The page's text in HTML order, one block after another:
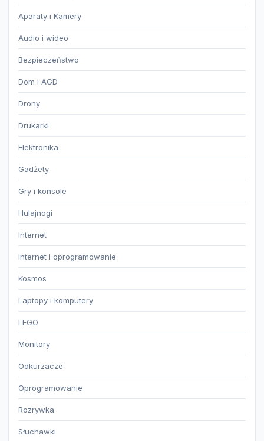
Aparaty i Kamery
Audio i wideo
Bezpieczeństwo
Dom i AGD
Drony
Drukarki
Elektronika
Gadżety
Gry i konsole
Hulajnogi
Internet
Internet i oprogramowanie
Kosmos
Laptopy i komputery
LEGO
Monitory
Odkurzacze
Oprogramowanie
Rozrywka
Słuchawki